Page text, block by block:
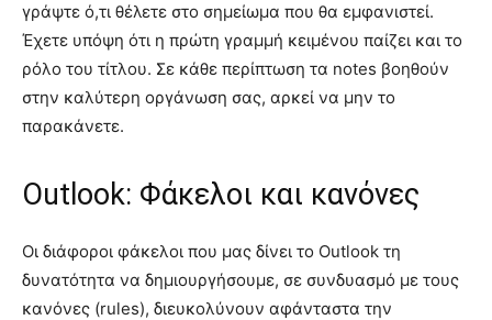
γράψτε ό,τι θέλετε στο σημείωμα που θα εμφανιστεί.
Έχετε υπόψη ότι η πρώτη γραμμή κειμένου παίζει και το
ρόλο του τίτλου. Σε κάθε περίπτωση τα notes βοηθούν
στην καλύτερη οργάνωση σας, αρκεί να μην το
παρακάνετε.
Outlook: Φάκελοι και κανόνες
Οι διάφοροι φάκελοι που μας δίνει το Outlook τη
δυνατότητα να δημιουργήσουμε, σε συνδυασμό με τους
κανόνες (rules), διευκολύνουν αφάνταστα την